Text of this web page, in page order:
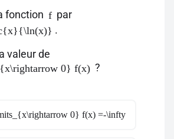
fonction f par
.
valeur de
0} f(x) ?
0} f(x) =-\infty